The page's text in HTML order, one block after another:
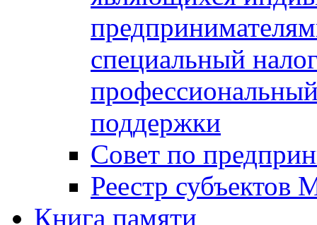
специальный
поддержки
Совет по
Реестр
Книга памяти